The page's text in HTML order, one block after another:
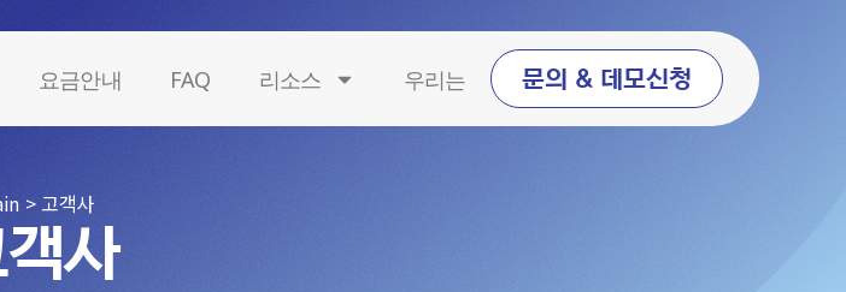
> 고객사
사
요금안내 FAQ 리소스 우리는 문의 & 데모신청